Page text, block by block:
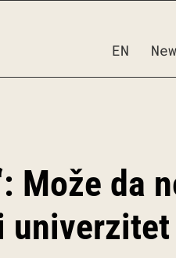
EN
Može da
univerzitet